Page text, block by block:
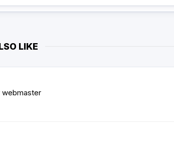
LIKE
webmaster